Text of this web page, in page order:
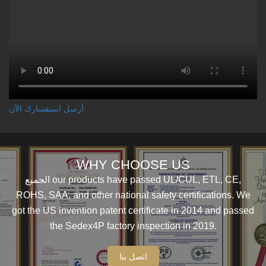
أرسل استفسارك الآن
WHY CHOOSE US
الجميع our products have passed UL/CUL, ETL, CE,
ROHS, SAA, and other national safety certifications. We
got the US invention patent certificate in 2014 and passed
the Sedex4P factory inspection in 2019.
اتصل بنا